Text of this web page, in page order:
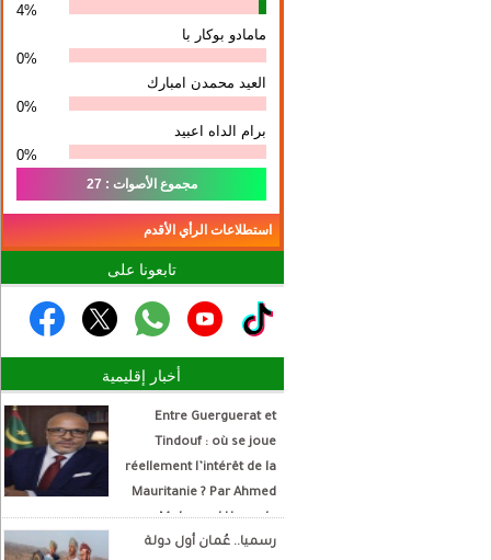
4%
مامادو بوكار با
0%
العيد محمدن امبارك
0%
برام الداه اعبيد
0%
مجموع الأصوات : 27
استطلاعات الرأي الأقدم
تابعونا على
أخبار إقليمية
Entre Guerguerat et
Tindouf : où se joue
réellement l’intérêt de la
Mauritanie ? Par Ahmed
Mohamed Hamada
Écrivain et analyste
رسميا.. عُمان أول دولة